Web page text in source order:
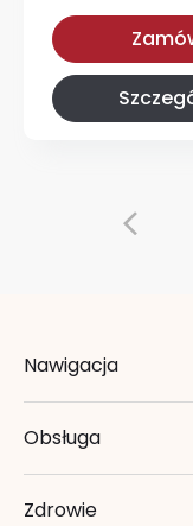
Nawigacja
Obsługa
Zdrowie